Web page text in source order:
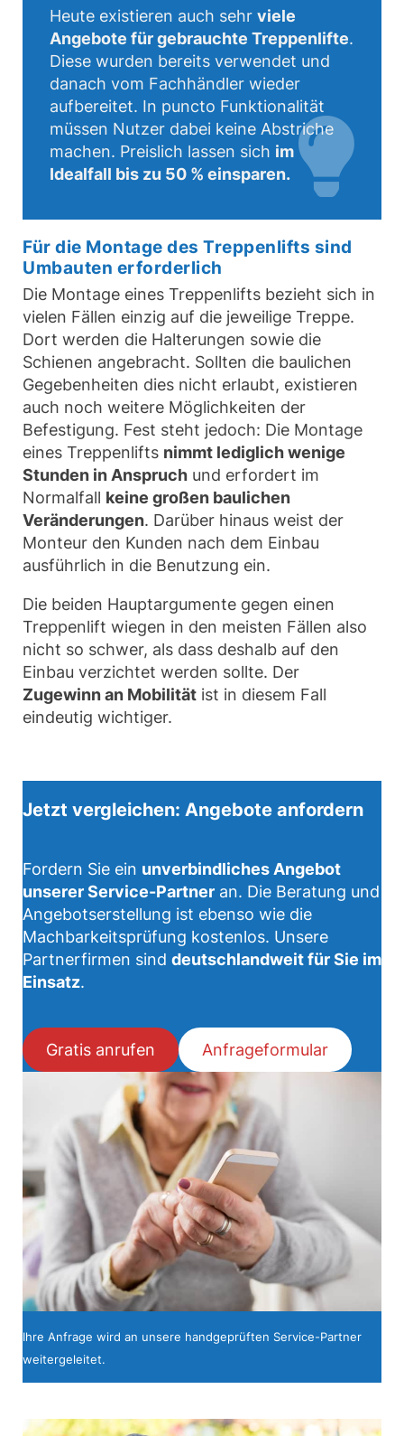
Heute existieren auch sehr viele
Angebote für gebrauchte Treppenlifte.
Diese wurden bereits verwendet und
danach vom Fachhändler wieder
aufbereitet. In puncto Funktionalität
müssen Nutzer dabei keine Abstriche
machen. Preislich lassen sich im
Idealfall bis zu 50 % einsparen.
Für die Montage des Treppenlifts sind
Umbauten erforderlich
Die Montage eines Treppenlifts bezieht sich in
vielen Fällen einzig auf die jeweilige Treppe.
Dort werden die Halterungen sowie die
Schienen angebracht. Sollten die baulichen
Gegebenheiten dies nicht erlaubt, existieren
auch noch weitere Möglichkeiten der
Befestigung. Fest steht jedoch: Die Montage
eines Treppenlifts nimmt lediglich wenige
Stunden in Anspruch und erfordert im
Normalfall keine großen baulichen
Veränderungen. Darüber hinaus weist der
Monteur den Kunden nach dem Einbau
ausführlich in die Benutzung ein.
Die beiden Hauptargumente gegen einen
Treppenlift wiegen in den meisten Fällen also
nicht so schwer, als dass deshalb auf den
Einbau verzichtet werden sollte. Der
Zugewinn an Mobilität ist in diesem Fall
eindeutig wichtiger.
Jetzt vergleichen: Angebote anfordern
Fordern Sie ein unverbindliches Angebot
unserer Service-Partner an. Die Beratung und
Angebotserstellung ist ebenso wie die
Machbarkeitsprüfung kostenlos. Unsere
Partnerfirmen sind deutschlandweit für Sie im
Einsatz.
Gratis anrufen Anfrageformular
Ihre Anfrage wird an unsere handgeprüften Service-Partner
weitergeleitet.